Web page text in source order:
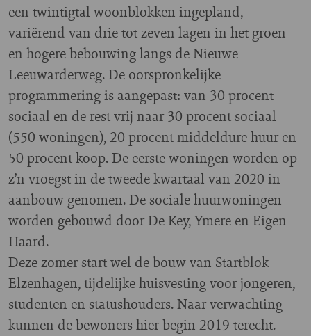
een twintigtal woonblokken ingepland,
variërend van drie tot zeven lagen in het groen
en hogere bebouwing langs de Nieuwe
Leeuwarderweg. De oorspronkelijke
programmering is aangepast: van 30 procent
sociaal en de rest vrij naar 30 procent sociaal
(550 woningen), 20 procent middeldure huur en
50 procent koop. De eerste woningen worden op
z’n vroegst in de tweede kwartaal van 2020 in
aanbouw genomen. De sociale huurwoningen
worden gebouwd door De Key, Ymere en Eigen
Haard.
Deze zomer start wel de bouw van Startblok
Elzenhagen, tijdelijke huisvesting voor jongeren,
studenten en statushouders. Naar verwachting
kunnen de bewoners hier begin 2019 terecht.